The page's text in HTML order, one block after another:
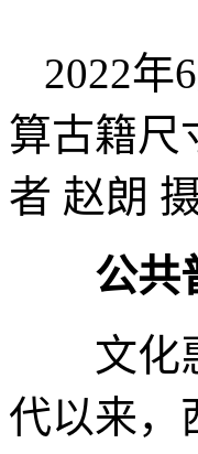
2022年
算古籍尺
者 赵朗
公共
文化惠
代以来，